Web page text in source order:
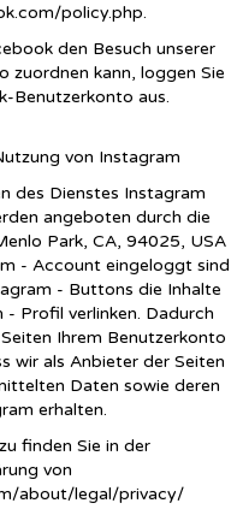
policy.php.
den Besuch unserer
zuordnen kann, loggen Sie
Benutzerkonto aus.
von Instagram
des Dienstes Instagram
angeboten durch die
Park, CA, 94025, USA
- Account eingeloggt sind
- Buttons die Inhalte
Profil verlinken. Dadurch
Ihrem Benutzerkonto
wir als Anbieter der Seiten
Daten sowie deren
erhalten.
finden Sie in der
von
about/legal/privacy/